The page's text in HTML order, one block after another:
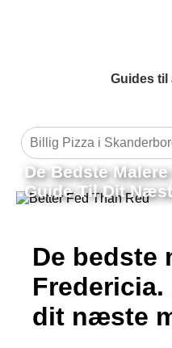
Guides til
De Bedste
Guide Til Dit
De bedste
dit næste